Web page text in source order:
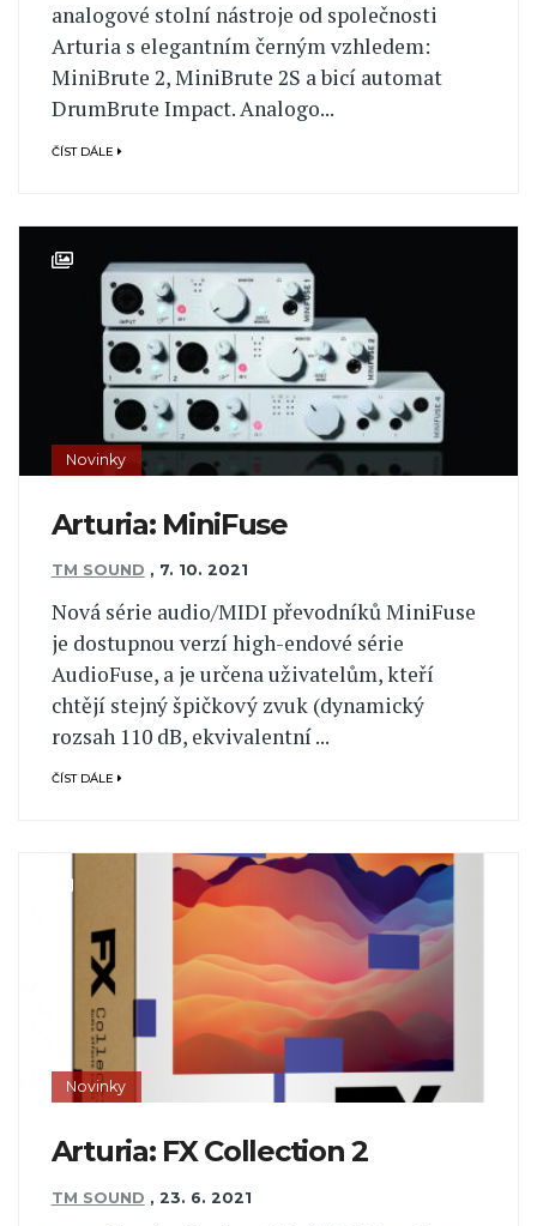
analogové stolní nástroje od společnosti
Arturia s elegantním černým vzhledem:
MiniBrute 2, MiniBrute 2S a bicí automat
DrumBrute Impact. Analogo...
ČÍST DÁLE
Novinky
Arturia: MiniFuse
TM SOUND , 7. 10. 2021
Nová série audio/MIDI převodníků MiniFuse
je dostupnou verzí high-endové série
AudioFuse, a je určena uživatelům, kteří
chtějí stejný špičkový zvuk (dynamický
rozsah 110 dB, ekvivalentní ...
ČÍST DÁLE
Novinky
Arturia: FX Collection 2
TM SOUND , 23. 6. 2021